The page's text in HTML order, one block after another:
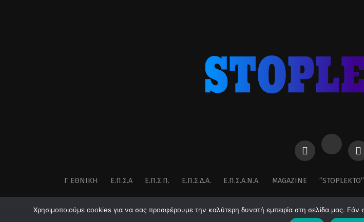
Γ ΕΘΝΙΚΉ Ε.Π.Σ.Α Ε.Π.Σ.Π. Ε.Π.Σ.Δ.Α. Ε.Π.Σ.Α.Ν.Α. MAGAZINE
Χρησιμοποιούμε cookies για να σας προσφέρουμε την καλύτερη δυνατή εμπειρία στη σελίδα μας. Εάν